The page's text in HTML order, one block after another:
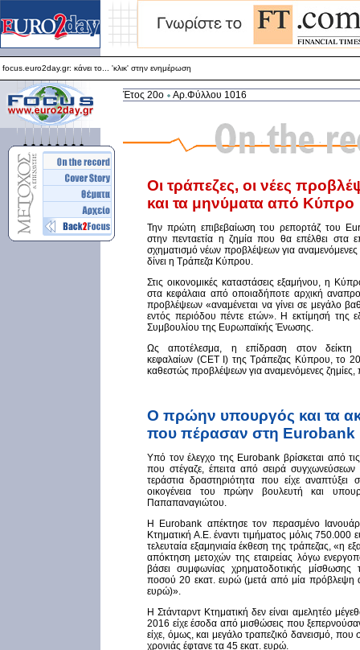
focus.euro2day.gr: κάνει το... 'κλικ' στην ενημέρωση
Για καλύτερη απεικόνιση προτείνεται ο Internet Explorer 5.5+
focus.euro2day.gr: κάνει το... 'κλικ' στην ενημέρωση
Έτος 20ο Αρ.Φύλλου 1016
Οι τράπεζες, οι νέες
και τα μηνύματα από Κύπρο
Την πρώτη επιβεβαίωση του ρεπορτάζ του
στην πενταετία η ζημία που θα επέλθει στα
σχηματισμό νέων προβλέψεων για αναμενόμενες
δίνει η Τράπεζα Κύπρου.
Στις οικονομικές καταστάσεις εξαμήνου, η
στα κεφάλαια από οποιαδήποτε αρχική
προβλέψεων «αναμένεται να γίνει σε μεγάλο
εντός περιόδου πέντε ετών». Η εκτίμησή της
Συμβουλίου της Ευρωπαϊκής Ένωσης.
Ως αποτέλεσμα, η επίδραση στον δείκτη
κεφαλαίων (CET I) της Τράπεζας Κύπρου, το
καθεστώς προβλέψεων για αναμενόμενες ζημίες,
Ο πρώην υπουργός και τα
που πέρασαν στη Eurobank
Υπό τον έλεγχο της Eurobank βρίσκεται από
που στέγαζε, έπειτα από σειρά συγχωνεύσεων
τεράστια δραστηριότητα που είχε
οικογένεια του πρώην βουλευτή και
Παπαπαναγιώτου.
Η Eurobank απέκτησε τον περασμένο
Κτηματική Α.Ε. έναντι τιμήματος μόλις
τελευταία εξαμηνιαία έκθεση της τράπεζας, «η
απόκτηση μετοχών της εταιρείας λόγω
βάσει συμφωνίας χρηματοδοτικής μίσθωσης
ποσού 20 εκατ. ευρώ (μετά από μία πρόβλεψη
ευρώ)».
Η Στάνταρντ Κτηματική δεν είναι αμελητέο
2016 είχε έσοδα από μισθώσεις που
είχε, όμως, και μεγάλο τραπεζικό δανεισμό,
χρονιάς έφτανε τα 45 εκατ. ευρώ.